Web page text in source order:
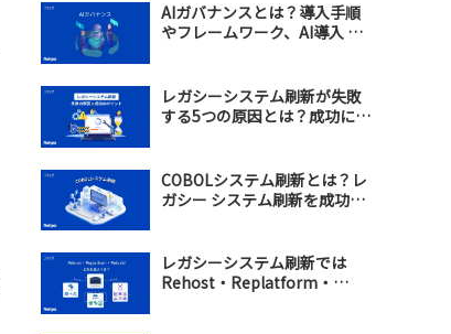
AIガバナンスとは？導入手順
やフレームワーク、AI導入 支
レガシーシステム刷新が失敗
する5つの原因とは？成功に導
COBOLシステム刷新とは？レ
ガシー システム刷新を成功さ
レガシーシステム刷新では
Rehost・Replatform・